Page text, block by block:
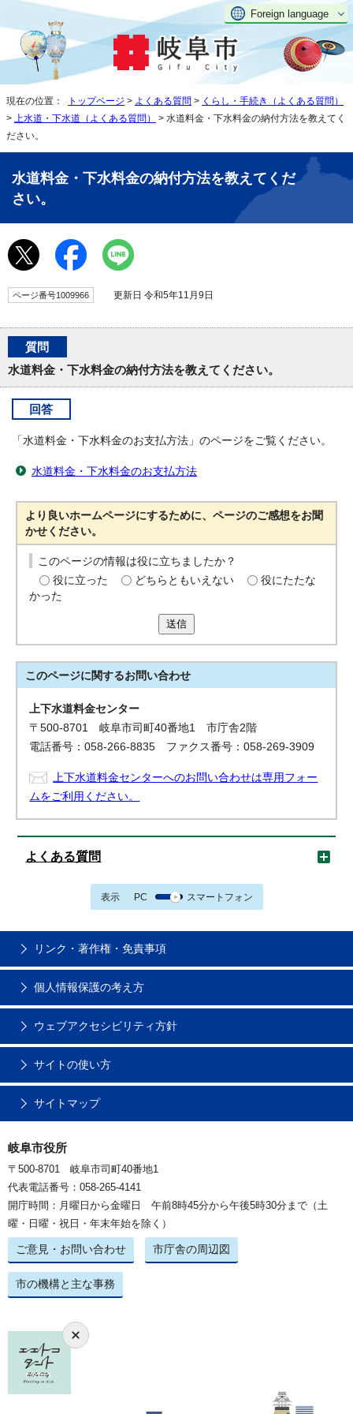
Foreign language
現在の位置： トップページ > よくある質問 > くらし・手続き（よくある質問）
>
上水道・下水道（よくある質問）
> 水道料金・下水料金の納付方法を教えてく
ださい。
水道料金・下水料金の納付方法を教えてくだ
さい。
ページ番号1009966 更新日 令和5年11月9日
質問
水道料金・下水料金の納付方法を教えてください。
回答
「水道料金・下水料金のお支払方法」のページをご覧ください。
水道料金・下水料金のお支払方法
より良いホームページにするために、ページのご感想をお聞
かせください。
このページの情報は役に立ちましたか？
役に立った
どちらともいえない
役にたたな
かった
送信
このページに関するお問い合わせ
上下水道料金センター
〒500-8701 岐阜市司町40番地1 市庁舎2階
電話番号：058-266-8835 ファクス番号：058-269-3909
上下水道料金センターへのお問い合わせは専用フォー
ムをご利用ください。
よくある質問
表示 PC スマートフォン
リンク・著作権・免責事項
個人情報保護の考え方
ウェブアクセシビリティ方針
サイトの使い方
サイトマップ
岐阜市役所
〒500-8701 岐阜市司町40番地1
代表電話番号：058-265-4141
開庁時間：月曜日から金曜日 午前8時45分から午後5時30分まで（土
曜・日曜・祝日・年末年始を除く）
ご意見・お問い合わせ 市庁舎の周辺図
市の機構と主な事務